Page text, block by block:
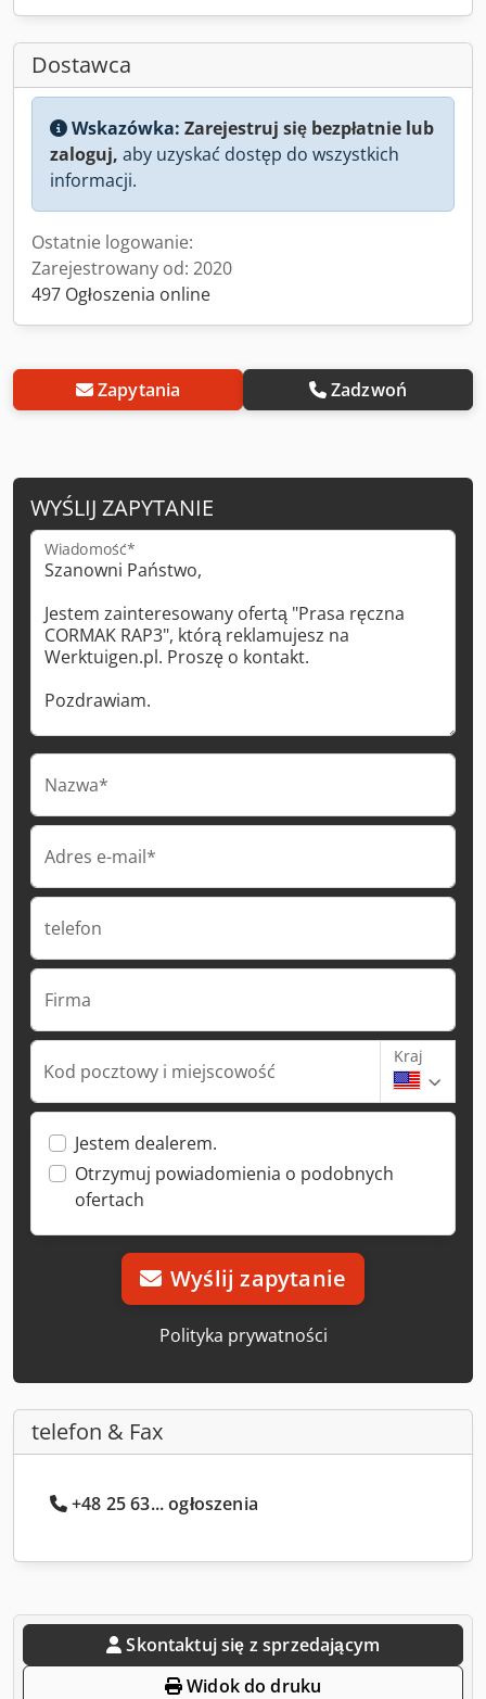
Dostawca
Wskazówka: Zarejestruj się bezpłatnie lub
zaloguj, aby uzyskać dostęp do wszystkich
informacji.
Ostatnie logowanie:
Zarejestrowany od: 2020
497 Ogłoszenia online
Zapytania Zadzwoń
WYŚLIJ ZAPYTANIE
Wiadomość*
Nazwa*
Adres e-mail*
telefon
Firma
Kod pocztowy i miejscowość
Kraj
Jestem dealerem.
Otrzymuj powiadomienia o podobnych
ofertach
Wyślij zapytanie
Polityka prywatności
telefon & Fax
+48 25 63... ogłoszenia
Skontaktuj się z sprzedającym
Widok do druku